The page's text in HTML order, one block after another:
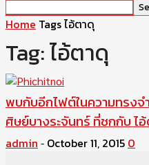
Home Tagsไอ้ตาดุ
Tag: ไอ้ตาดุ
พบกับอีกไฟต์ในความทรง
ศิษย์บางระจันทร์ ที่ชกกับ ไ
admin - October 11, 2015 0